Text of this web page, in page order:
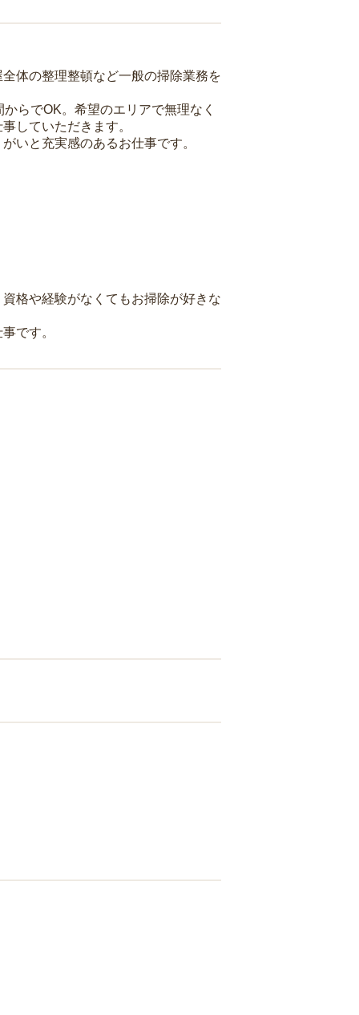
体の整理整頓など一般の掃除業務を
らでOK。希望のエリアで無理なく
していただきます。
いと充実感のあるお仕事です。
格や経験がなくてもお掃除が好きな
です。